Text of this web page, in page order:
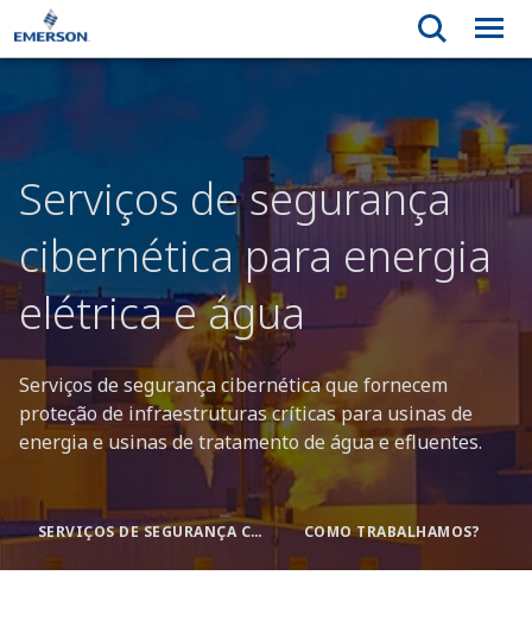
Serviços de segurança
cibernética para energia
elétrica e água
Serviços de segurança cibernética que fornecem
proteção de infraestruturas críticas para usinas de
energia e usinas de tratamento de água e efluentes.
SERVIÇOS DE SEGURANÇA CIBERNÉTICA COMO TRABALHAMOS?